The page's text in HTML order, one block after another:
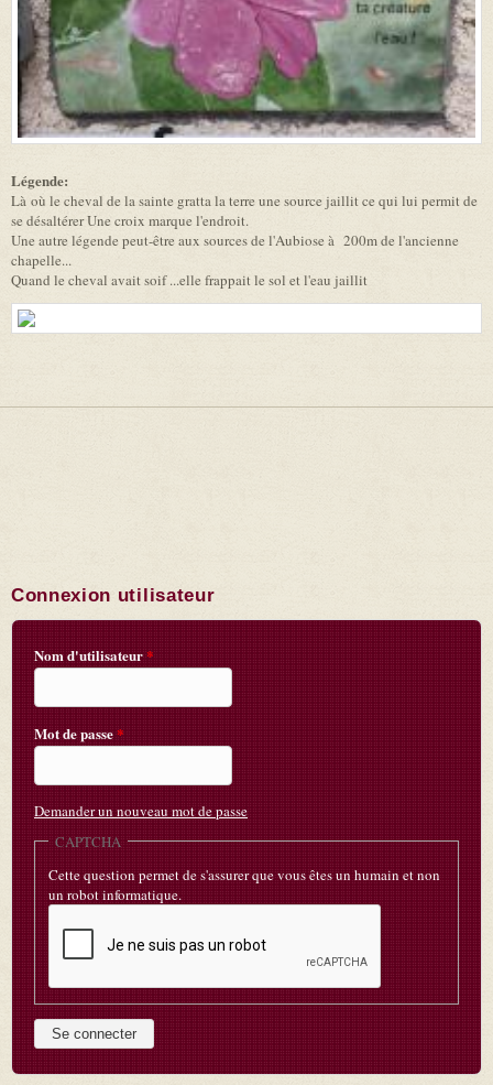
Légende:
Là où le cheval de la sainte gratta la terre une source jaillit ce qui lui permit de
se désaltérer Une croix marque l'endroit.
Une autre légende peut-être aux sources de l'Aubiose à 200m de l'ancienne
chapelle...
Quand le cheval avait soif ...elle frappait le sol et l'eau jaillit
Connexion utilisateur
Nom d'utilisateur*
Mot de passe*
Demander un nouveau mot de passe
CAPTCHA
Cette question permet de s'assurer que vous êtes un humain et non
un robot informatique.